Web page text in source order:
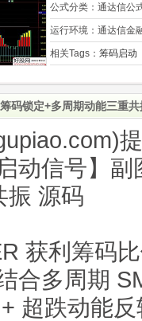
公式分类： 通达信公
运行环境： 通达信金
相关Tags： 筹码启动
码锁定+多周期动能三重
动信号】
振 源码
获利筹码
合多周期
超跌动能